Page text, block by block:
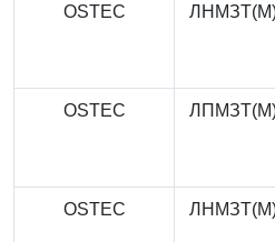
OSTEC
OSTEC
OSTEC